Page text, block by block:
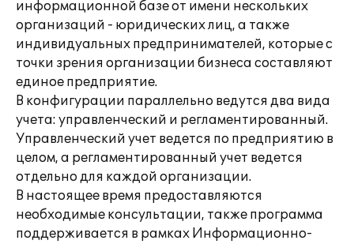
информационной базе от имени нескольких
организаций - юридических лиц, а также
индивидуальных предпринимателей, которые с
точки зрения организации бизнеса составляют
единое предприятие.
В конфигурации параллельно ведутся два вида
учета: управленческий и регламентированный.
Управленческий учет ведется по предприятию в
целом, а регламентированный учет ведется
отдельно для каждой организации.
В настоящее время предоставляются
необходимые консультации, также программа
поддерживается в рамках Информационно-